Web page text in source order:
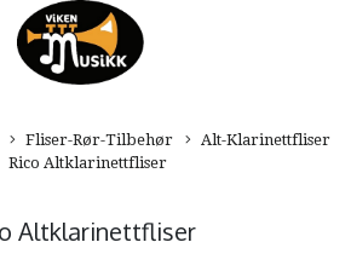
Fliser-Rør-Tilbehør
Alt-Klarinettfliser
Rico Altklarinettfliser
Altklarinettfliser